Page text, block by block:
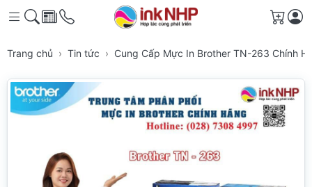
Giỏ
Trang chủ Tin tức Cung Cấp Mực In Brother TN-263 Chính